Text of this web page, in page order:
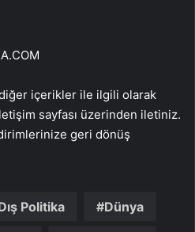
içerikler ile ilgili olarak
sayfası üzerinden iletiniz.
geri dönüş
Politika Dünya